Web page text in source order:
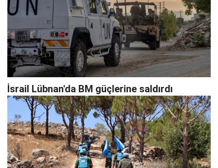
İsrail Lübnan'da BM güçlerine saldırdı